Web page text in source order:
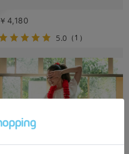
￥4,180
5.0 （1）